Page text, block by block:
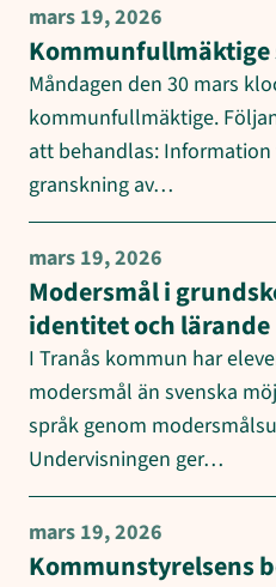
mars 19, 2026
Måndagen den 30 mars
kommunfullmäktige.
att behandlas:
granskning av…
mars 19, 2026
Modersmål i
identitet och lärande
I Tranås kommun har
modersmål än svenska
språk genom
Undervisningen ger…
mars 19, 2026
Kommunstyrelsens